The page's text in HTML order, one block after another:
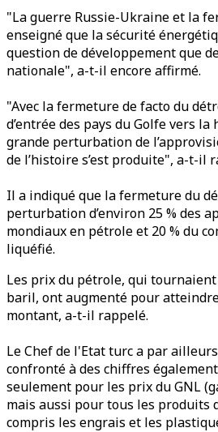
"La guerre Russie-Ukraine et la
enseigné que la sécurité
question de développement que
nationale", a-t-il encore affirmé.
"Avec la fermeture de facto du
d’entrée des pays du Golfe vers la
grande perturbation de
de l’histoire s’est produite", a-t-il
Il a indiqué que la fermeture du
perturbation d’environ 25 % des
mondiaux en pétrole et 20 % du
liquéfié.
Les prix du pétrole, qui
baril, ont augmenté pour
montant, a-t-il rappelé.
Le Chef de l'Etat turc a par
confronté à des chiffres
seulement pour les prix du GNL
mais aussi pour tous les produits
compris les engrais et les